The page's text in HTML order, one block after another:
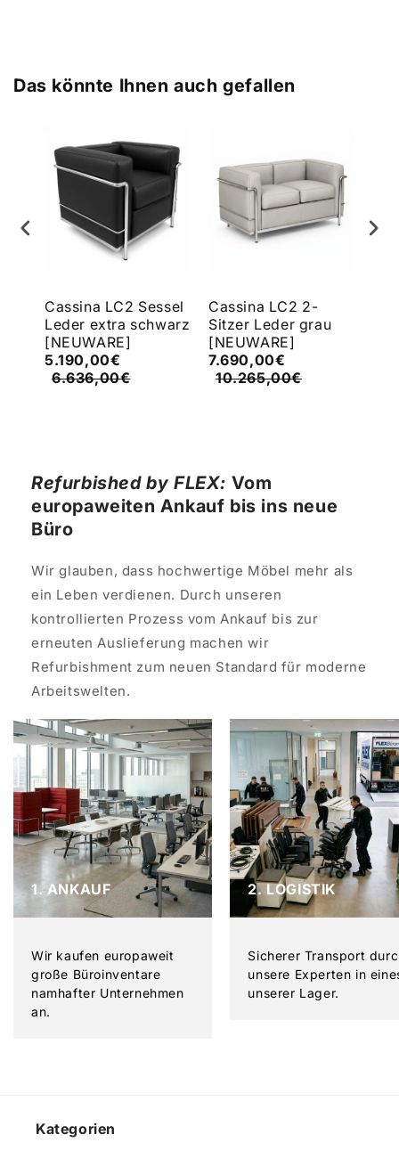
Das könnte Ihnen auch gefallen
Cassina LC2 Sessel
Leder extra schwarz
[NEUWARE]
5.190,00€
6.636,00€
Cassina LC2 2-
Sitzer Leder grau
[NEUWARE]
7.690,00€
10.265,00€
Refurbished by FLEX: Vom
europaweiten Ankauf bis ins neue
Büro
Wir glauben, dass hochwertige Möbel mehr als
ein Leben verdienen. Durch unseren
kontrollierten Prozess vom Ankauf bis zur
erneuten Auslieferung machen wir
Refurbishment zum neuen Standard für moderne
Arbeitswelten.
1. ANKAUF
Wir kaufen europaweit
große Büroinventare
namhafter Unternehmen
an.
2. LOGISTIK
Sicherer Transport
unsere Experten in
unserer Lager.
Kategorien